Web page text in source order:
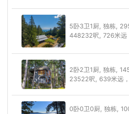
5卧3卫1厨, 独栋,
448232呎, 726米远
2卧2卫1厨, 独栋,
23522呎, 639米远
0卧0卫0厨, 独栋,